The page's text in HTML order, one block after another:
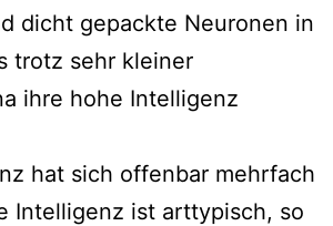
dicht gepackte Neuronen in
trotz sehr kleiner
ihre hohe Intelligenz
hat sich offenbar mehrfach
Intelligenz ist arttypisch, so